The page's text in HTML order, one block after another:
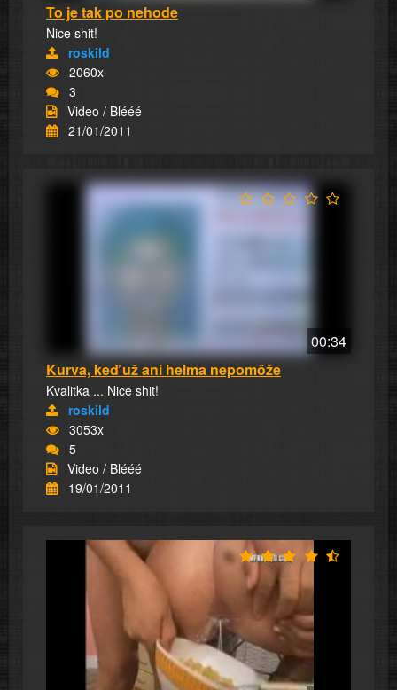
To je tak po nehode
Nice shit!
roskild
2060x
3
Video / Blééé
21/01/2011
00:34
Kurva, keď už ani helma nepomôže
Kvalitka ... Nice shit!
roskild
3053x
5
Video / Blééé
19/01/2011